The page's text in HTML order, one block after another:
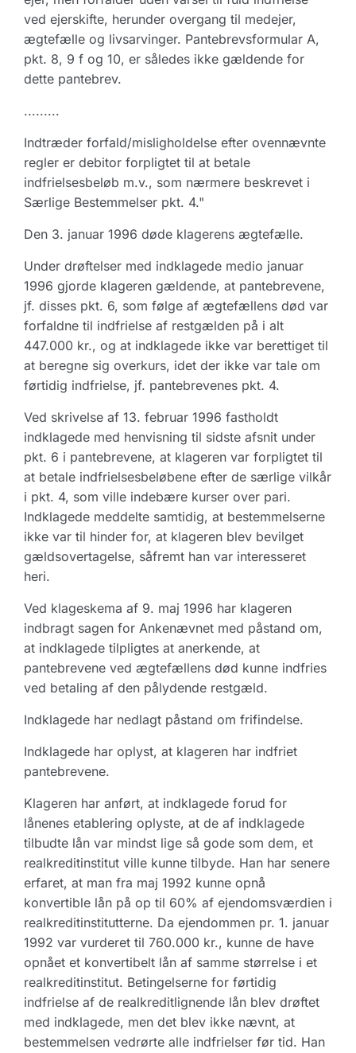
ved ejerskifte, herunder overgang til medejer,
ægtefælle og livsarvinger. Pantebrevsformular A,
pkt. 8, 9 f og 10, er således ikke gældende for
dette pantebrev.
.........
Indtræder forfald/misligholdelse efter ovennævnte
regler er debitor forpligtet til at betale
indfrielsesbeløb m.v., som nærmere beskrevet i
Særlige Bestemmelser pkt. 4."
Den 3. januar 1996 døde klagerens ægtefælle.
Under drøftelser med indklagede medio januar
1996 gjorde klageren gældende, at pantebrevene,
jf. disses pkt. 6, som følge af ægtefællens død var
forfaldne til indfrielse af restgælden på i alt
447.000 kr., og at indklagede ikke var berettiget til
at beregne sig overkurs, idet der ikke var tale om
førtidig indfrielse, jf. pantebrevenes pkt. 4.
Ved skrivelse af 13. februar 1996 fastholdt
indklagede med henvisning til sidste afsnit under
pkt. 6 i pantebrevene, at klageren var forpligtet til
at betale indfrielsesbeløbene efter de særlige vilkår
i pkt. 4, som ville indebære kurser over pari.
Indklagede meddelte samtidig, at bestemmelserne
ikke var til hinder for, at klageren blev bevilget
gældsovertagelse, såfremt han var interesseret
heri.
Ved klageskema af 9. maj 1996 har klageren
indbragt sagen for Ankenævnet med påstand om,
at indklagede tilpligtes at anerkende, at
pantebrevene ved ægtefællens død kunne indfries
ved betaling af den pålydende restgæld.
Indklagede har nedlagt påstand om frifindelse.
Indklagede har oplyst, at klageren har indfriet
pantebrevene.
Klageren har anført, at indklagede forud for
lånenes etablering oplyste, at de af indklagede
tilbudte lån var mindst lige så gode som dem, et
realkreditinstitut ville kunne tilbyde. Han har senere
erfaret, at man fra maj 1992 kunne opnå
konvertible lån på op til 60% af ejendomsværdien i
realkreditinstitutterne. Da ejendommen pr. 1. januar
1992 var vurderet til 760.000 kr., kunne de have
opnået et konvertibelt lån af samme størrelse i et
realkreditinstitut. Betingelserne for førtidig
indfrielse af de realkreditlignende lån blev drøftet
med indklagede, men det blev ikke nævnt, at
bestemmelsen vedrørte alle indfrielser før tid. Han